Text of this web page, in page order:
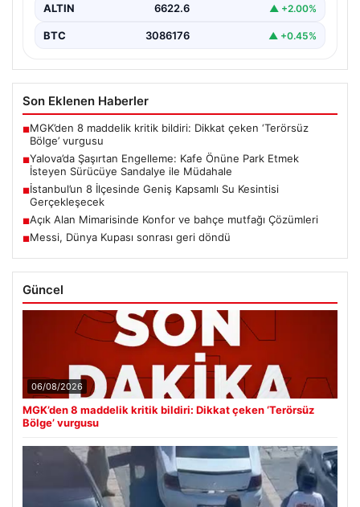
ALTIN 6622.6 ▲ +2.00%
BTC 3086176 ▲ +0.45%
Son Eklenen Haberler
■MGK’den 8 maddelik kritik bildiri: Dikkat çeken ‘Terörsüz
Bölge’ vurgusu
■Yalova’da Şaşırtan Engelleme: Kafe Önüne Park Etmek
İsteyen Sürücüye Sandalye ile Müdahale
■İstanbul’un 8 İlçesinde Geniş Kapsamlı Su Kesintisi
Gerçekleşecek
■Açık Alan Mimarisinde Konfor ve bahçe mutfağı Çözümleri
■Messi, Dünya Kupası sonrası geri döndü
Güncel
06/08/2026
MGK’den 8 maddelik kritik bildiri: Dikkat çeken ‘Terörsüz
Bölge’ vurgusu